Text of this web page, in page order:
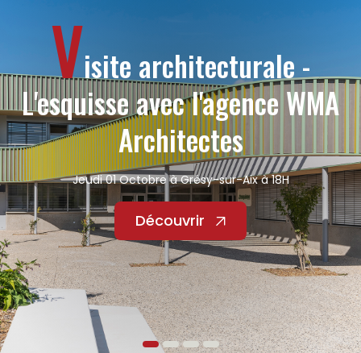
Visite architecturale -
L'esquisse avec l'agence WMA
Architectes
Jeudi 01 Octobre à Grésy-sur-Aix à 18H
Découvrir